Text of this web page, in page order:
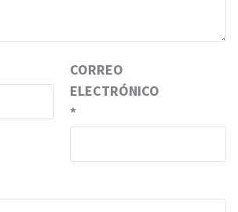
CORREO
ELECTRÓNICO
*